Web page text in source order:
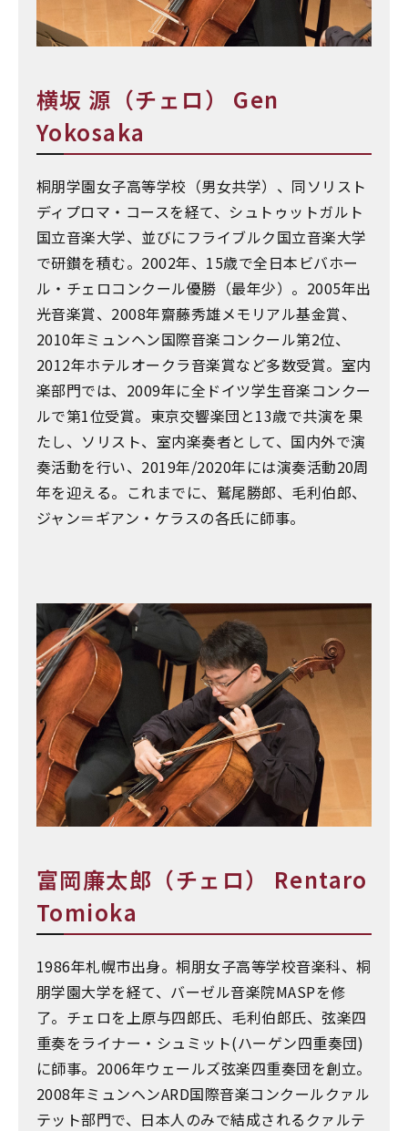
横坂 源（チェロ） Gen
Yokosaka
桐朋学園女子高等学校（男女共学）、同ソリスト
ディプロマ・コースを経て、シュトゥットガルト
国立音楽大学、並びにフライブルク国立音楽大学
で研鑚を積む。2002年、15歳で全日本ビバホー
ル・チェロコンクール優勝（最年少）。2005年出
光音楽賞、2008年齋藤秀雄メモリアル基金賞、
2010年ミュンヘン国際音楽コンクール第2位、
2012年ホテルオークラ音楽賞など多数受賞。室内
楽部門では、2009年に全ドイツ学生音楽コンクー
ルで第1位受賞。東京交響楽団と13歳で共演を果
たし、ソリスト、室内楽奏者として、国内外で演
奏活動を行い、2019年/2020年には演奏活動20周
年を迎える。これまでに、鷲尾勝郎、毛利伯郎、
ジャン＝ギアン・ケラスの各氏に師事。
富岡廉太郎（チェロ） Rentaro
Tomioka
1986年札幌市出身。桐朋女子高等学校音楽科、桐
朋学園大学を経て、バーゼル音楽院MASPを修
了。チェロを上原与四郎氏、毛利伯郎氏、弦楽四
重奏をライナー・シュミット(ハーゲン四重奏団)
に師事。2006年ウェールズ弦楽四重奏団を創立。
2008年ミュンヘンARD国際音楽コンクールクァル
テット部門で、日本人のみで結成されるクァルテ